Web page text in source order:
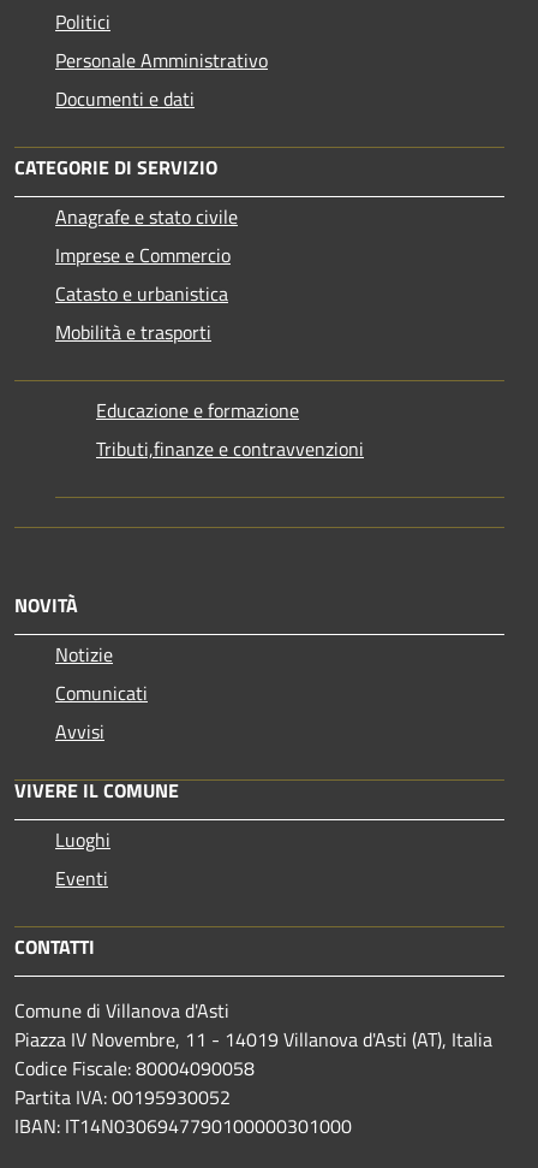
Politici
Personale Amministrativo
Documenti e dati
CATEGORIE DI SERVIZIO
Anagrafe e stato civile
Imprese e Commercio
Catasto e urbanistica
Mobilità e trasporti
Educazione e formazione
Tributi,finanze e contravvenzioni
NOVITÀ
Notizie
Comunicati
Avvisi
VIVERE IL COMUNE
Luoghi
Eventi
CONTATTI
Comune di Villanova d'Asti
Piazza IV Novembre, 11 - 14019 Villanova d'Asti (AT), Italia
Codice Fiscale: 80004090058
Partita IVA: 00195930052
IBAN: IT14N0306947790100000301000